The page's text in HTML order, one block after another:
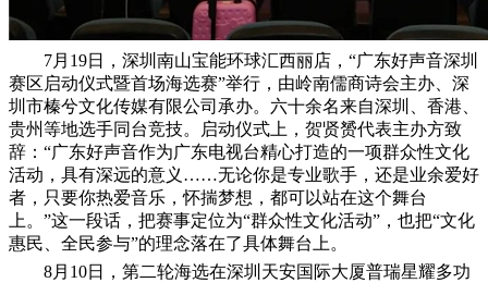
7月19日，深圳南山宝能环球汇西丽店，“广东好声音深圳
赛区启动仪式暨首场海选赛”举行，由岭南儒商诗会主办、深
圳市榛兮文化传媒有限公司承办。六十余名来自深圳、香港、
贵州等地选手同台竞技。启动仪式上，贺贤赟代表主办方致
辞：“广东好声音作为广东电视台精心打造的一项群众性文化
活动，具有深远的意义……无论你是专业歌手，还是业余爱好
者，只要你热爱音乐，怀揣梦想，都可以站在这个舞台
上。”这一段话，把赛事定位为“群众性文化活动”，也把“文化
惠民、全民参与”的理念落在了具体舞台上。
8月10日，第二轮海选在深圳天安国际大厦普瑞星耀多功